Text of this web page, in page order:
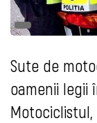
Sute de
oamenii legii